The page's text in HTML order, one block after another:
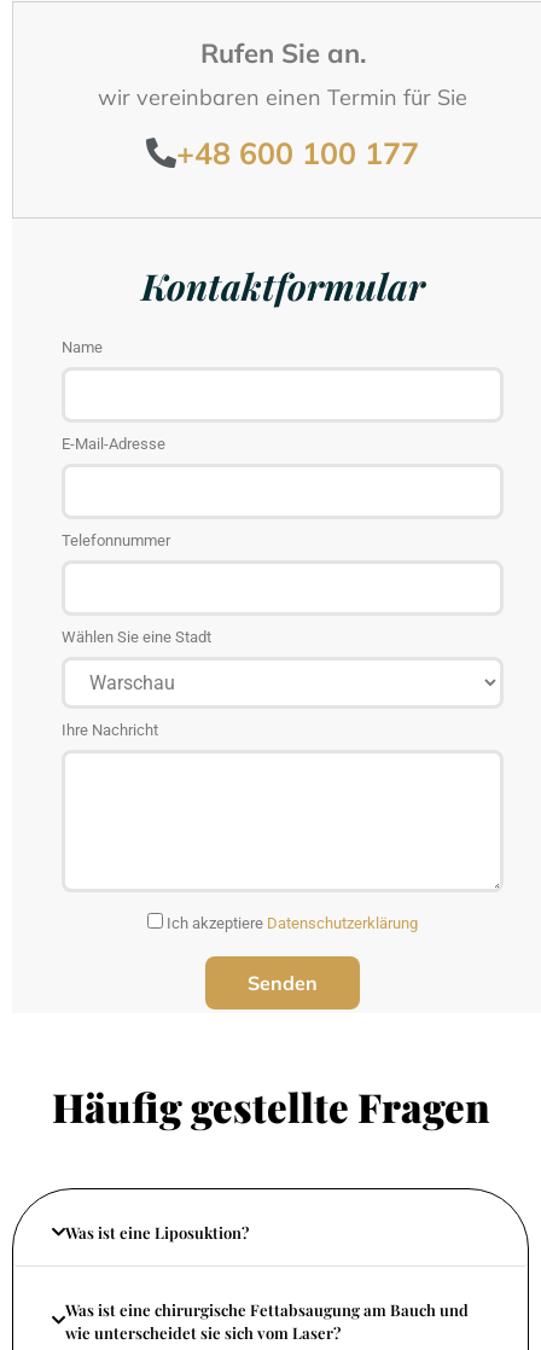
Rufen Sie an.
wir vereinbaren einen Termin für Sie
+48 600 100 177
Kontaktformular
Name
E-Mail-Adresse
Telefonnummer
Wählen Sie eine Stadt
Ihre Nachricht
Ich akzeptiere Datenschutzerklärung
Häufig gestellte Fragen
Was ist eine Liposuktion?
Was ist eine chirurgische Fettabsaugung am Bauch und
wie unterscheidet sie sich vom Laser?